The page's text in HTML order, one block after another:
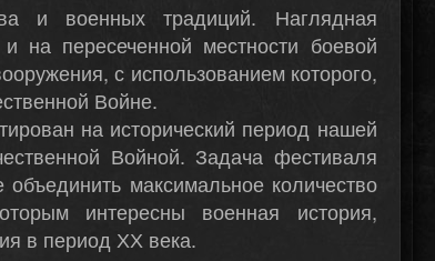
и военных традиций. Наглядная
на пересеченной местности боевой
с использованием которого,
Войне.
на исторический период нашей
Войной. Задача фестиваля
максимальное количество
интересны военная история,
в период ХХ века.